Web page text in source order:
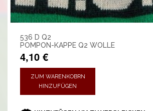
536 D Q2
POMPON-KAPPE Q2 WOLLE
4,10 €
ZUM WARENKOBRN
HINZUFÜGEN